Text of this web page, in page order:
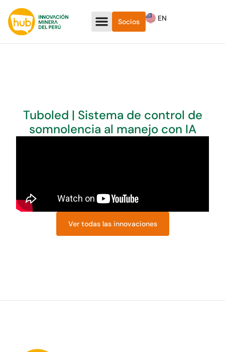
Socios EN
Tuboled | Sistema de control de
somnolencia al manejo con IA
Ver todas las innovaciones